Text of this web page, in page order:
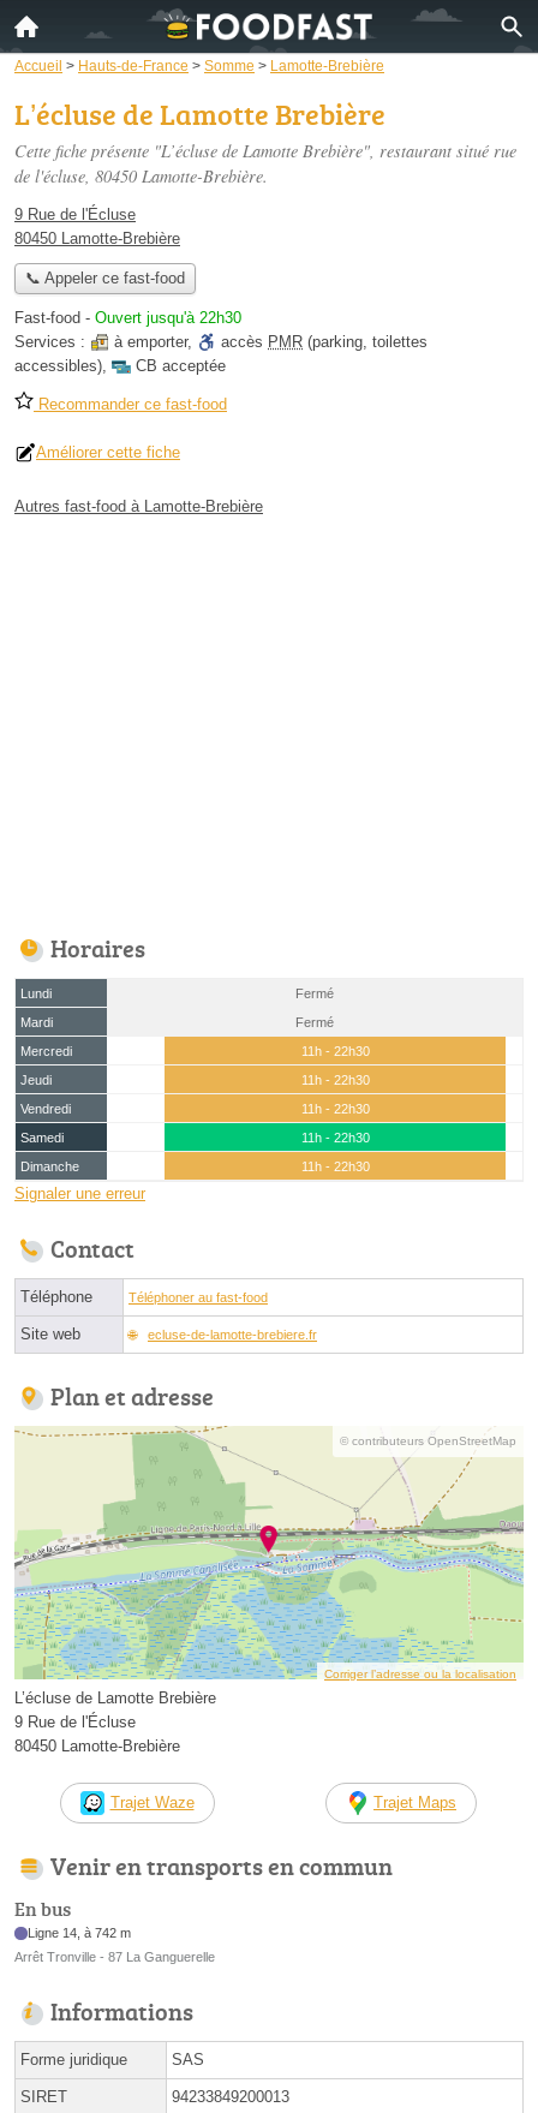
Accueil > Hauts-de-France > Somme > Lamotte-Brebière
L’écluse de Lamotte Brebière
Cette fiche présente "L’écluse de Lamotte Brebière", restaurant situé rue
de l'écluse, 80450 Lamotte-Brebière.
9 Rue de l'Écluse
80450 Lamotte-Brebière
📞 Appeler ce fast-food
Fast-food - Ouvert jusqu'à 22h30
Services :
à emporter, accès PMR (parking, toilettes
accessibles), CB acceptée
Recommander ce fast-food
Améliorer cette fiche
Autres fast-food à Lamotte-Brebière
Horaires
Lundi
Fermé
Mardi
Fermé
Mercredi
11h - 22h30
Jeudi
11h - 22h30
Vendredi
11h - 22h30
Samedi
11h - 22h30
Dimanche
11h - 22h30
Signaler une erreur
Contact
Téléphone Téléphoner au fast-food
Site web ecluse-de-lamotte-brebiere.fr
Plan et adresse
© contributeurs OpenStreetMap
Corriger l’adresse ou la localisation
L’écluse de Lamotte Brebière
9 Rue de l'Écluse
80450 Lamotte-Brebière
Trajet Waze Trajet Maps
Venir en transports en commun
En bus
Ligne 14, à 742 m
Arrêt Tronville - 87 La Ganguerelle
Informations
Forme juridique SAS
SIRET 94233849200013